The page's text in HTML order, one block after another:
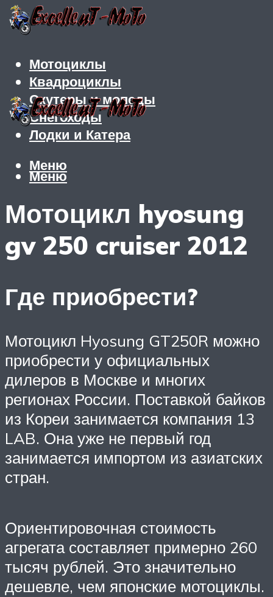
Мотоциклы
Квадроциклы
Скутеры и мопеды
Снегоходы
Лодки и Катера
Меню
Меню
Мотоцикл hyosung
gv 250 cruiser 2012
Где приобрести?
Мотоцикл Hyosung GT250R можно
приобрести у официальных
дилеров в Москве и многих
регионах России. Поставкой байков
из Кореи занимается компания 13
LAB. Она уже не первый год
занимается импортом из азиатских
стран.
Ориентировочная стоимость
агрегата составляет примерно 260
тысяч рублей. Это значительно
дешевле, чем японские мотоциклы.